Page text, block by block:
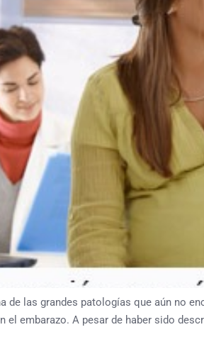
de las grandes patologías que aún no
el embarazo. A pesar de haber sido